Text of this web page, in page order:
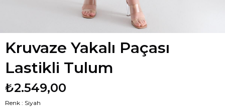
Kruvaze Yakalı Paçası
Lastikli Tulum
₺2.549,00
Renk : Siyah